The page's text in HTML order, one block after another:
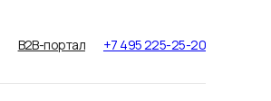
B2B-портал +7 495 225-25-20